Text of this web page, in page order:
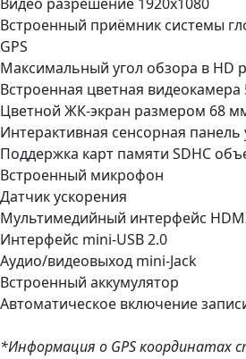
Встроенный приёмник системы
GPS
Максимальный угол обзора в HD
Встроенная цветная
Цветной ЖК-экран размером 68
Интерактивная сенсорная панель
Поддержка карт памяти SDHC
Встроенный микрофон
Датчик ускорения
Мультимедийный интерфейс
Интерфейс mini-USB 2.0
Аудио/видеовыход mini-Jack
Встроенный аккумулятор
Автоматическое включение
*Информация о GPS координатах